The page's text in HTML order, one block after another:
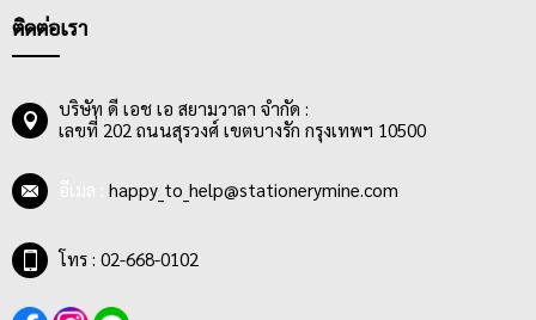
ติดต่อเรา
บริษัท ดี เอช เอ สยามวาลา จำกัด :
เลขที่ 202 ถนนสุรวงศ์ เขตบางรัก กรุงเทพฯ 10500
happy_to_help@stationerymine.com
โทร : 02-668-0102